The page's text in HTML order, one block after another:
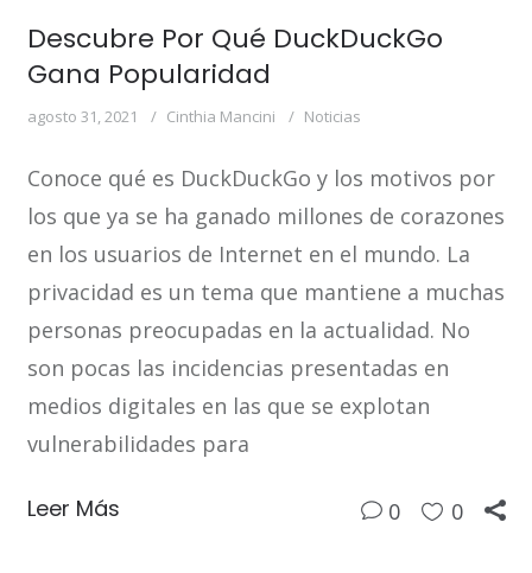
Descubre Por Qué DuckDuckGo
Gana Popularidad
agosto 31, 2021 Cinthia Mancini Noticias
Conoce qué es DuckDuckGo y los motivos por
los que ya se ha ganado millones de corazones
en los usuarios de Internet en el mundo. La
privacidad es un tema que mantiene a muchas
personas preocupadas en la actualidad. No
son pocas las incidencias presentadas en
medios digitales en las que se explotan
vulnerabilidades para
Leer Más 0 0